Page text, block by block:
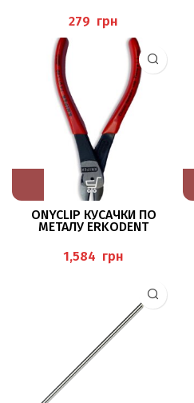
грн
ONYCLIP КУСАЧКИ ПО
МЕТАЛУ ERKODENT
грн